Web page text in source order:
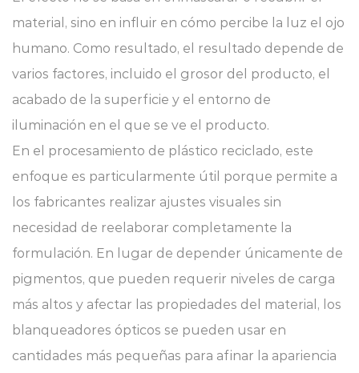
material, sino en influir en cómo percibe la luz el ojo
humano. Como resultado, el resultado depende de
varios factores, incluido el grosor del producto, el
acabado de la superficie y el entorno de
iluminación en el que se ve el producto.
En el procesamiento de plástico reciclado, este
enfoque es particularmente útil porque permite a
los fabricantes realizar ajustes visuales sin
necesidad de reelaborar completamente la
formulación. En lugar de depender únicamente de
pigmentos, que pueden requerir niveles de carga
más altos y afectar las propiedades del material, los
blanqueadores ópticos se pueden usar en
cantidades más pequeñas para afinar la apariencia